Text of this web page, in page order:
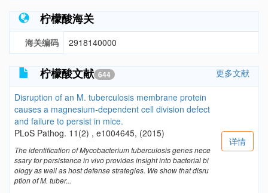
柠檬酸海关
海关编码 2918140000
柠檬酸文献 644 更多文献
Disruption of an M. tuberculosis membrane protein
causes a magnesium-dependent cell division defect
and failure to persist in mice.
PLoS Pathog. 11(2) , e1004645, (2015)
The identification of Mycobacterium tuberculosis genes nece
ssary for persistence in vivo provides insight into bacterial bi
ology as well as host defense strategies. We show that disru
ption of M. tuber...
详情